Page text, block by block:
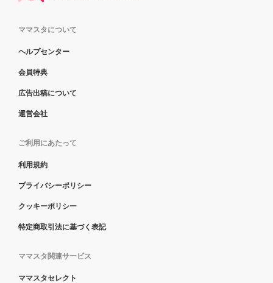
ママスタについて
ヘルプセンター
会員特典
広告出稿について
運営会社
ご利用にあたって
利用規約
プライバシーポリシー
クッキーポリシー
特定商取引法に基づく表記
ママスタ関連サービス
ママスタセレクト